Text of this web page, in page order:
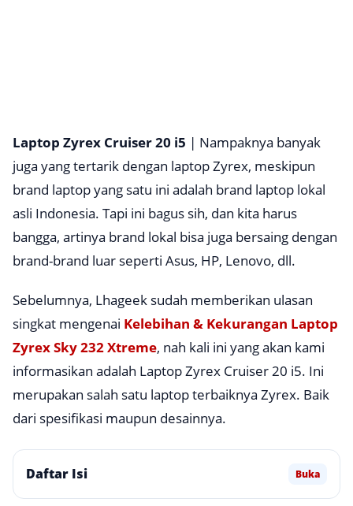
Laptop Zyrex Cruiser 20 i5 | Nampaknya banyak
juga yang tertarik dengan laptop Zyrex, meskipun
brand laptop yang satu ini adalah brand laptop lokal
asli Indonesia. Tapi ini bagus sih, dan kita harus
bangga, artinya brand lokal bisa juga bersaing dengan
brand-brand luar seperti Asus, HP, Lenovo, dll.
Sebelumnya, Lhageek sudah memberikan ulasan
singkat mengenai Kelebihan & Kekurangan Laptop
Zyrex Sky 232 Xtreme, nah kali ini yang akan kami
informasikan adalah Laptop Zyrex Cruiser 20 i5. Ini
merupakan salah satu laptop terbaiknya Zyrex. Baik
dari spesifikasi maupun desainnya.
Daftar Isi Buka